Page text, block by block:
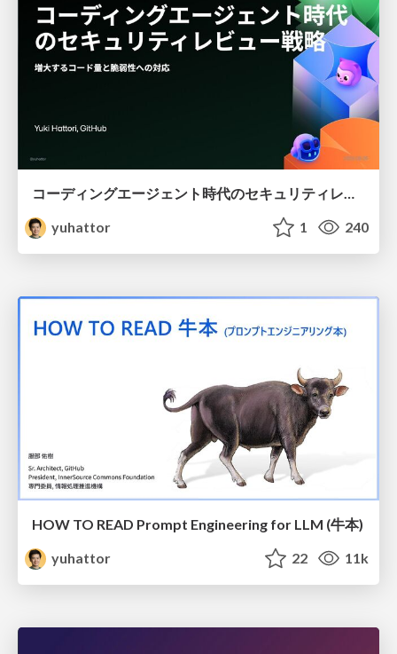
コーディングエージェント時代のセキュリティレビュー戦略 - 増大するコード量と脆弱性への対応
yuhattor
1 240
HOW TO READ Prompt Engineering for LLM (牛本)
yuhattor
22 11k